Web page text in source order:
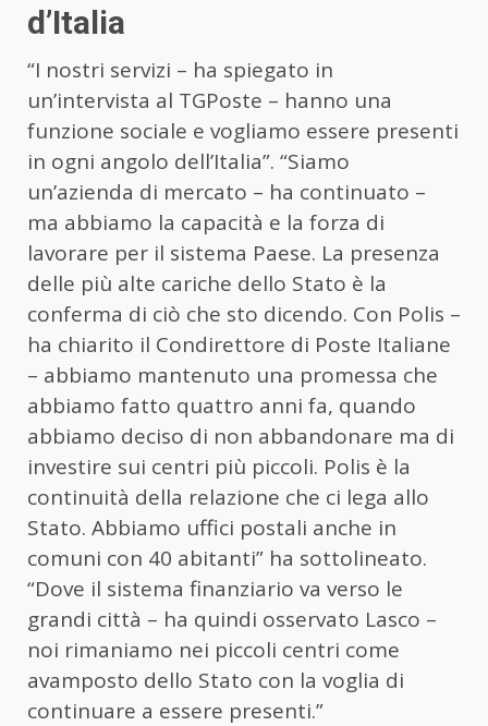
d’Italia
“I nostri servizi – ha spiegato in
un’intervista al TGPoste – hanno una
funzione sociale e vogliamo essere presenti
in ogni angolo dell’Italia”. “Siamo
un’azienda di mercato – ha continuato –
ma abbiamo la capacità e la forza di
lavorare per il sistema Paese. La presenza
delle più alte cariche dello Stato è la
conferma di ciò che sto dicendo. Con Polis –
ha chiarito il Condirettore di Poste Italiane
– abbiamo mantenuto una promessa che
abbiamo fatto quattro anni fa, quando
abbiamo deciso di non abbandonare ma di
investire sui centri più piccoli. Polis è la
continuità della relazione che ci lega allo
Stato. Abbiamo uffici postali anche in
comuni con 40 abitanti” ha sottolineato.
“Dove il sistema finanziario va verso le
grandi città – ha quindi osservato Lasco –
noi rimaniamo nei piccoli centri come
avamposto dello Stato con la voglia di
continuare a essere presenti.”